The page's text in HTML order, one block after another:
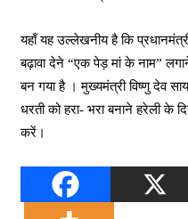
यहाँ यह उल्लेखनीय है कि
बढ़ावा देने “एक पेड़ मां के नाम”
बन गया है । मुख्यमंत्री विष्णु देव
धरती को हरा- भरा बनाने हरेली के
करें।